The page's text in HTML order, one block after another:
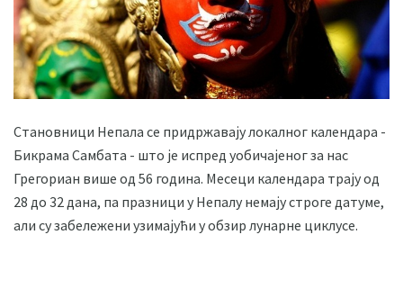
Становници Непала се придржавају локалног календара -
Бикрама Самбата - што је испред уобичајеног за нас
Грегориан више од 56 година. Месеци календара трају од
28 до 32 дана, па празници у Непалу немају строге датуме,
али су забележени узимајући у обзир лунарне циклусе.